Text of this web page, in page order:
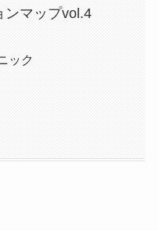
ンマップvol.4
ック